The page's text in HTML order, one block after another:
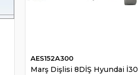
Marş Dişlisi 8DİŞ Hyundai İ30
AES152A300